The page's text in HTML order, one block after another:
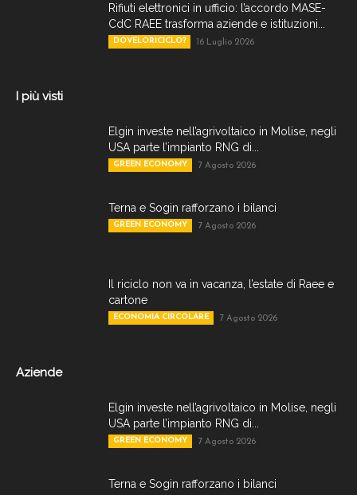
Rifiuti elettronici in ufficio: l’accordo MASE-
CdC RAEE trasforma aziende e istituzioni...
DOVELORICICLO? 16 Luglio 2026
I più visti
Elgin investe nell’agrivoltaico in Molise, negli
USA parte l’impianto RNG di...
GREEN ECONOMY 7 Agosto 2026
Terna e Sogin rafforzano i bilanci
GREEN ECONOMY 7 Agosto 2026
Il riciclo non va in vacanza, l’estate di Raee e
cartone
ECONOMIA CIRCOLARE 7 Agosto 2026
Aziende
Elgin investe nell’agrivoltaico in Molise, negli
USA parte l’impianto RNG di...
GREEN ECONOMY 7 Agosto 2026
Terna e Sogin rafforzano i bilanci